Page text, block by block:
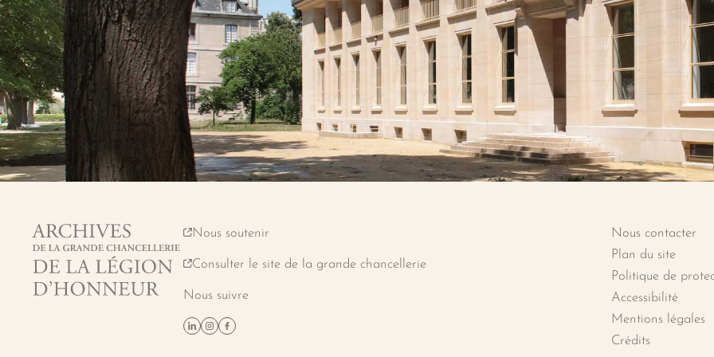
Archives de la grande chancellerie de la Légion d'honneur
Nous soutenir
Consulter le site de la grande chancellerie
Nous suivre
Suivez-nous sur Linkedin
Suivez-nous sur Instagram
Suivez-nous sur Facebook
Nous contacter
Plan du site
Politique de
Accessibilité
Mentions légales
Crédits